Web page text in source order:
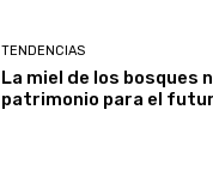
TENDENCIAS
La miel de los bosques
patrimonio para el